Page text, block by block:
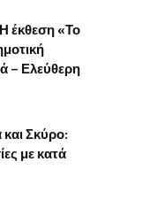
έκθεση «Το
– Ελεύθερη
Σκύρο:
με κατά